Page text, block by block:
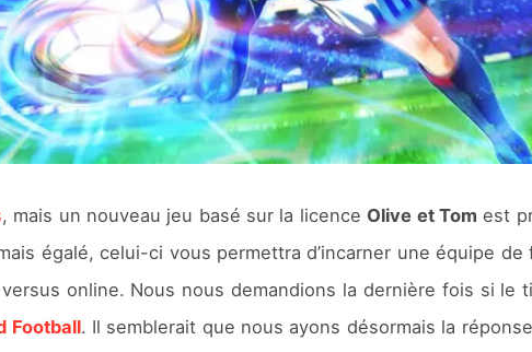
, mais un nouveau jeu basé sur la licence Olive et Tom est
égalé, celui-ci vous permettra d’incarner une équipe
online. Nous nous demandions la dernière fois si le
Football. Il semblerait que nous ayons désormais la